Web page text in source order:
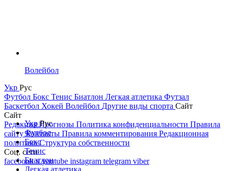
Волейбол
Укр Рус
Футбол Бокс Тенис Биатлон Легкая атлетика Футзал
Баскетбол Хокей Волейбол Другие виды спорта Сайт
Сайт
РедакцияПрогнозы Политика конфиденциальности Правила
сайтуКонтакты Правила комментирования Редакционная
политикаСтруктура собственности
Соц. сети
facebookxyoutube instagram telegram viber
УкрРус
Футбол
Бокс
Тенис
Биатлон
Легкая атлетика